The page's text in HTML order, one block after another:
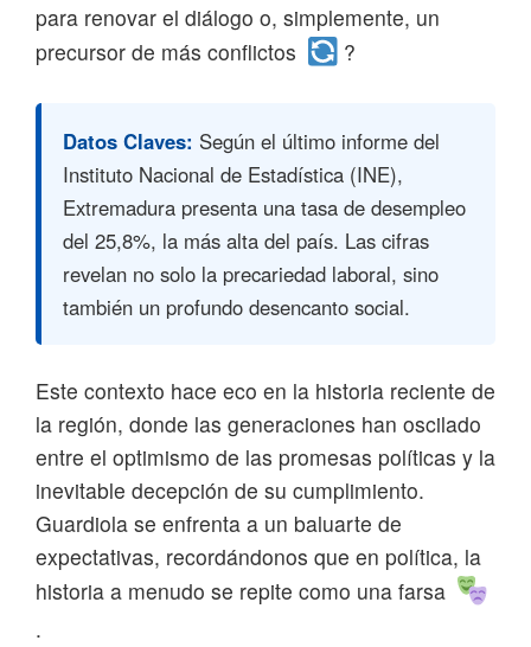
para renovar el diálogo o, simplemente, un
precursor de más conflictos
?
Datos Claves: Según el último informe del
Instituto Nacional de Estadística (INE),
Extremadura presenta una tasa de desempleo
del 25,8%, la más alta del país. Las cifras
revelan no solo la precariedad laboral, sino
también un profundo desencanto social.
Este contexto hace eco en la historia reciente de
la región, donde las generaciones han oscilado
entre el optimismo de las promesas políticas y la
inevitable decepción de su cumplimiento.
Guardiola se enfrenta a un baluarte de
expectativas, recordándonos que en política, la
historia a menudo se repite como una farsa
.